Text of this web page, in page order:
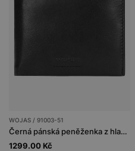
WOJAS / 91003-51
Černá pánská peněženka z hladké kůže
1299.00 Kč